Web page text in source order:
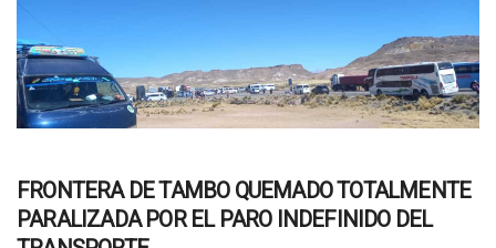
FRONTERA DE TAMBO QUEMADO TOTALMENTE
PARALIZADA POR EL PARO INDEFINIDO DEL